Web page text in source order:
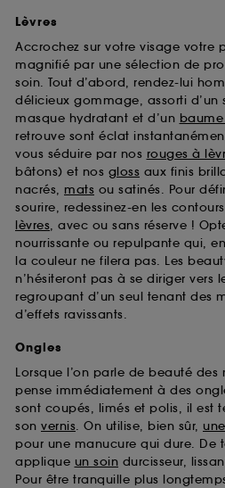
Lèvres
Accrochez sur votre visage votre
magnifié par une sélection de
soin. Tout d’abord, rendez-lui
délicieux gommage, assorti d’un
masque hydratant et d’un
retrouve sont éclat
vous séduire par nos rouges à
bâtons) et nos gloss aux finis
nacrés, mats ou satinés. Pour
sourire, redessinez-en les
lèvres, avec ou sans réserve !
nourrissante ou repulpante qui,
la couleur ne filera pas. Les
n’hésiteront pas à se diriger vers
regroupant d’un seul tenant des
d’effets ravissants.
Ongles
Lorsque l’on parle de beauté
pense immédiatement à des
sont coupés, limés et polis, il est
son vernis. On utilise, bien sûr,
pour une manucure qui dure. De
applique un soin durcisseur,
Pour être tranquille plus